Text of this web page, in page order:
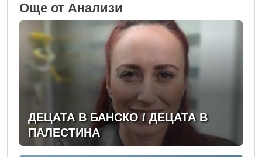
Oще от Анализи
ДЕЦАТА В БАНСКО / ДЕЦАТА В
ПАЛЕСТИНА